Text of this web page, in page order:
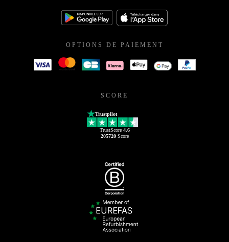
OPTIONS DE PAIEMENT
SCORE
Trustpilot
TrustScore 4.6
205720Score